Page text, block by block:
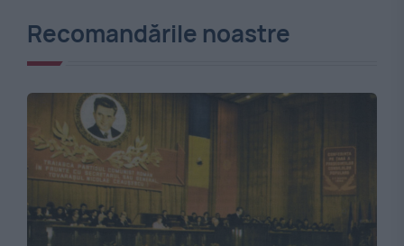
Recomandările noastre